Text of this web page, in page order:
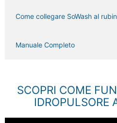
Come collegare SoWash al
Manuale Completo
SCOPRI COME
IDROPULSORE